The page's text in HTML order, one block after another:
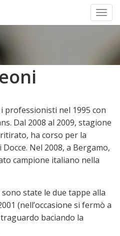
professionisti nel 1995 con
Dal 2008 al 2009, stagione
ha corso per la
Nel 2008, a Bergamo,
campione italiano nella
state le due tappe alla
(nell’occasione si fermò a
baciando la